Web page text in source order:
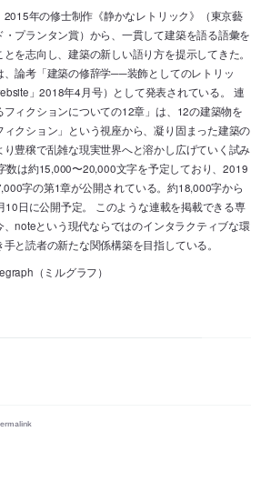
2015年の修士制作《静かなレトリック》（東京藝
プランタン賞）から、一貫して建築を語る語彙を
を志向し、建築の新しい語り方を提示してきた。
、論考「建築の修辞学──装飾としてのレトリッ
」2018年4月号）として発表されている。 連
ィクションについての12章」は、12の建築物を
ィクション」という視座から、凝り固まった建築の
り豊穣で乱雑な現実世界へと溶かし広げていく試み
数は約15,000〜20,000文字を予定しており、2019
字の第1章が公開されている。約18,000字から
10日に公開予定。 このような連載を掲載できる専
、noteという現代ならではのインタラクティブな環
と読者の新たな関係構築を目指している。
（ミルグラフ）